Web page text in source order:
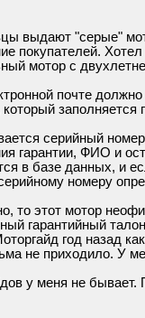
выдают "серые"
покупателей.
мотор с
почте
заполняется
серийный
гарантии, ФИО и
в базе данных, и
номеру
то этот мотор
гарантийный
год назад
не приходило. У
у меня не